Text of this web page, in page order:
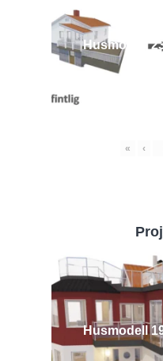
Husmodell
« ‹
Husmodell